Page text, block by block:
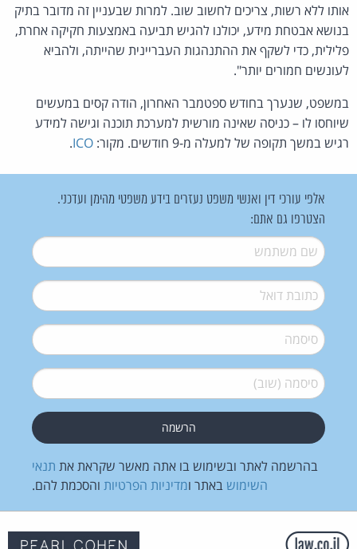
אותו ללא רשות, צריכים לחשוב שוב. למרות שבעניין זה מדובר בתיק
בנושא אבטחת מידע, יכולנו להגיש תביעה באמצעות חקיקה אחרת,
פלילית, כדי לשקף את ההתנהגות העבריינית שהייתה, ולהביא
לעונשים חמורים יותר".
במשפט, שנערך בחודש ספטמבר האחרון, הודה קסים במעשים
שיוחסו לו – כניסה שאינה מורשית למערכת תוכנה וגישה למידע
רגיש במשך תקופה של למעלה מ-9 חודשים. מקור:
ICO
.
אלפי עורכי דין ואנשי משפט נעזרים בידע משפטי מהימן ועדכני.
הצטרפו גם אתם:
שם משתמש*
דואל*
סיסמה*
סיסמה (שוב)*
בהרשמה לאתר ובשימוש בו אתה מאשר שקראת את תנאי
השימוש באתר ומדיניות הפרטיות והסכמת להם.